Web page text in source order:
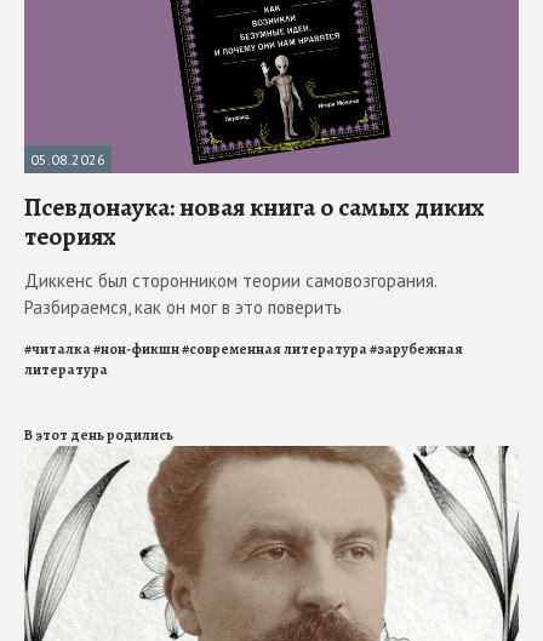
05.08.2026
Псевдонаука: новая книга о самых диких
теориях
Диккенс был сторонником теории самовозгорания.
Разбираемся, как он мог в это поверить
#читалка#нон-фикшн#современная литература#зарубежная
литература
В этот день родились